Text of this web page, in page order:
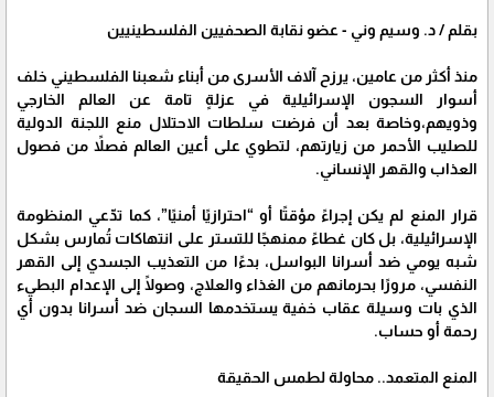
بقلم / د. وسيم وني - عضو نقابة الصحفيين الفلسطينيين
منذ أكثر من عامين، يرزح آلاف الأسرى من أبناء شعبنا الفلسطيني خلف
أسوار السجون الإسرائيلية في عزلةٍ تامة عن العالم الخارجي
وذويهم،وخاصة بعد أن فرضت سلطات الاحتلال منع اللجنة الدولية
للصليب الأحمر من زيارتهم، لتطوي على أعين العالم فصلاً من فصول
العذاب والقهر الإنساني.
قرار المنع لم يكن إجراءً مؤقتًا أو “احترازيًا أمنيًا”، كما تدّعي المنظومة
الإسرائيلية، بل كان غطاءً ممنهجًا للتستر على انتهاكات تُمارس بشكل
شبه يومي ضد أسرانا البواسل، بدءًا من التعذيب الجسدي إلى القهر
النفسي، مرورًا بحرمانهم من الغذاء والعلاج، وصولًا إلى الإعدام البطيء
الذي بات وسيلة عقاب خفية يستخدمها السجان ضد أسرانا بدون أي
رحمة أو حساب.
المنع المتعمد.. محاولة لطمس الحقيقة